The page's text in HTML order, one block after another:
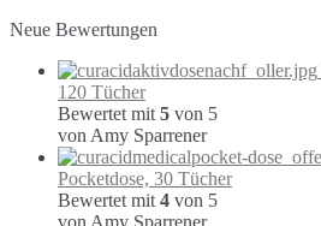
Neue Bewertungen
120 Tücher
Bewertet mit 5 von 5
von Amy Sparrener
Pocketdose, 30 Tücher
Bewertet mit 4 von 5
von Amy Sparrener